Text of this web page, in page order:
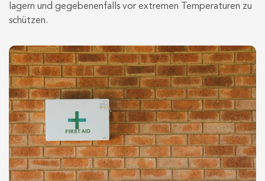
lagern und gegebenenfalls vor extremen Temperaturen zu
schützen.